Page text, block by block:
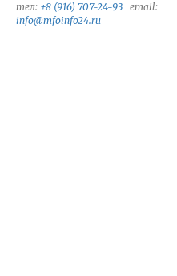
тел: +8 (916) 707-24-93 email:
info@mfoinfo24.ru